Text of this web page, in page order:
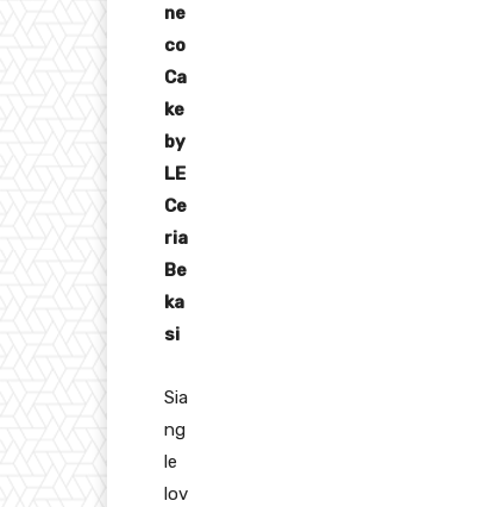
ne
co
Ca
ke
by
LE
Ce
ria
Be
ka
si
Sia
ng
le
lov